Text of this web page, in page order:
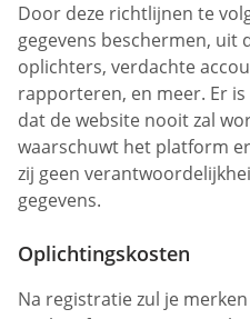
Door deze richtlijnen te
gegevens beschermen, uit
oplichters, verdachte
rapporteren, en meer. Er
dat de website nooit zal
waarschuwt het platform
zij geen
gegevens.
Oplichtingskosten
Na registratie zul je